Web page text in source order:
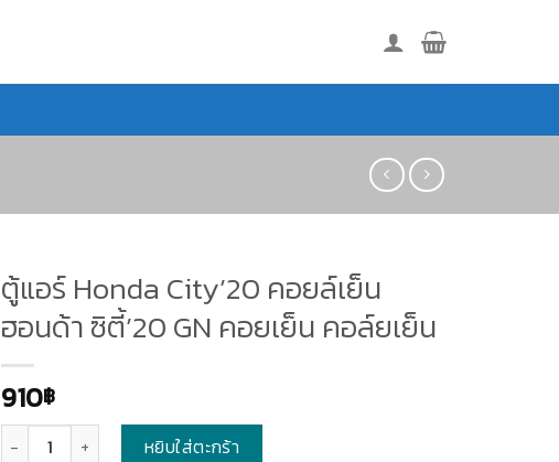
ตู้แอร์ Honda City’20 คอยล์เย็น
ฮอนด้า ซิตี้’20 GN คอยเย็น คอล์ยเย็น
910฿
หยิบใส่ตะกร้า